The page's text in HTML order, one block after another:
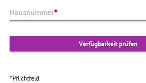
Hausnummer*
*Pflichtfeld